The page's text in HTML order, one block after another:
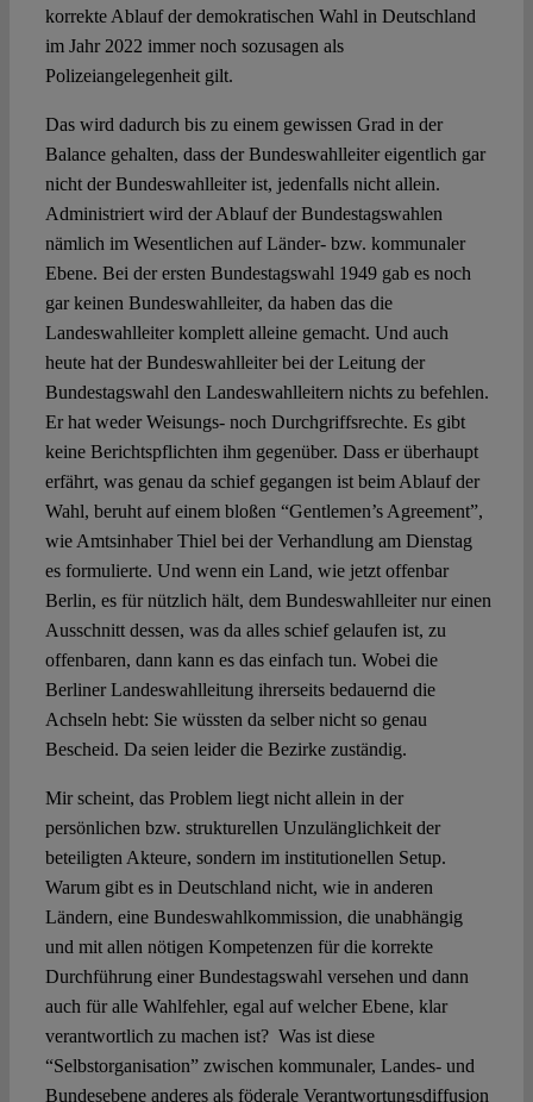
korrekte Ablauf der demokratischen Wahl in Deutschland
im Jahr 2022 immer noch sozusagen als
Polizeiangelegenheit gilt.
Das wird dadurch bis zu einem gewissen Grad in der
Balance gehalten, dass der Bundeswahlleiter eigentlich gar
nicht der Bundeswahlleiter ist, jedenfalls nicht allein.
Administriert wird der Ablauf der Bundestagswahlen
nämlich im Wesentlichen auf Länder- bzw. kommunaler
Ebene. Bei der ersten Bundestagswahl 1949 gab es noch
gar keinen Bundeswahlleiter, da haben das die
Landeswahlleiter komplett alleine gemacht. Und auch
heute hat der Bundeswahlleiter bei der Leitung der
Bundestagswahl den Landeswahlleitern nichts zu befehlen.
Er hat weder Weisungs- noch Durchgriffsrechte. Es gibt
keine Berichtspflichten ihm gegenüber. Dass er überhaupt
erfährt, was genau da schief gegangen ist beim Ablauf der
Wahl, beruht auf einem bloßen “Gentlemen’s Agreement”,
wie Amtsinhaber Thiel bei der Verhandlung am Dienstag
es formulierte. Und wenn ein Land, wie jetzt offenbar
Berlin, es für nützlich hält, dem Bundeswahlleiter nur einen
Ausschnitt dessen, was da alles schief gelaufen ist, zu
offenbaren, dann kann es das einfach tun. Wobei die
Berliner Landeswahlleitung ihrerseits bedauernd die
Achseln hebt: Sie wüssten da selber nicht so genau
Bescheid. Da seien leider die Bezirke zuständig.
Mir scheint, das Problem liegt nicht allein in der
persönlichen bzw. strukturellen Unzulänglichkeit der
beteiligten Akteure, sondern im institutionellen Setup.
Warum gibt es in Deutschland nicht, wie in anderen
Ländern, eine Bundeswahlkommission, die unabhängig
und mit allen nötigen Kompetenzen für die korrekte
Durchführung einer Bundestagswahl versehen und dann
auch für alle Wahlfehler, egal auf welcher Ebene, klar
verantwortlich zu machen ist? Was ist diese
“Selbstorganisation” zwischen kommunaler, Landes- und
Bundesebene anderes als föderale Verantwortungsdiffusion